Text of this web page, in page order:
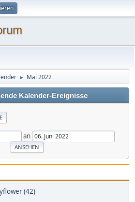
► Mai 2022
Kalender-Ereignisse
an
(42)